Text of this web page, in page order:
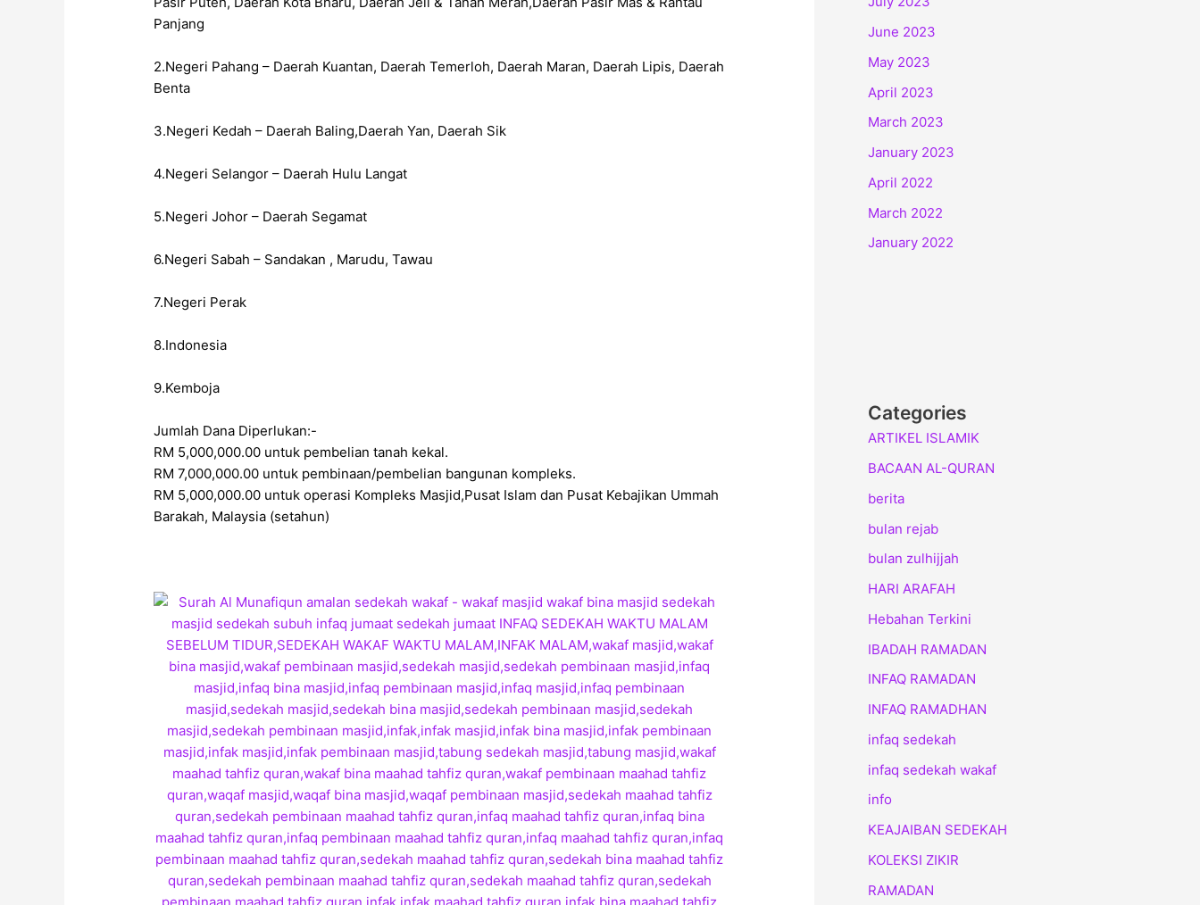
Panjang
2.Negeri Pahang – Daerah Kuantan, Daerah Temerloh, Daerah Maran, Daerah Lipis, Daerah
Benta
3.Negeri Kedah – Daerah Baling,Daerah Yan, Daerah Sik
4.Negeri Selangor – Daerah Hulu Langat
5.Negeri Johor – Daerah Segamat
6.Negeri Sabah – Sandakan , Marudu, Tawau
7.Negeri Perak
8.Indonesia
9.Kemboja
Jumlah Dana Diperlukan:-
RM 5,000,000.00 untuk pembelian tanah kekal.
RM 7,000,000.00 untuk pembinaan/pembelian bangunan kompleks.
RM 5,000,000.00 untuk operasi Kompleks Masjid,Pusat Islam dan Pusat Kebajikan Ummah
Barakah, Malaysia (setahun)
June 2023
May 2023
April 2023
March 2023
January 2023
April 2022
March 2022
January 2022
Categories
ARTIKEL ISLAMIK
BACAAN AL-QURAN
berita
bulan rejab
bulan zulhijjah
HARI ARAFAH
Hebahan Terkini
IBADAH RAMADAN
INFAQ RAMADAN
INFAQ RAMADHAN
infaq sedekah
infaq sedekah wakaf
info
KEAJAIBAN SEDEKAH
KOLEKSI ZIKIR
RAMADAN